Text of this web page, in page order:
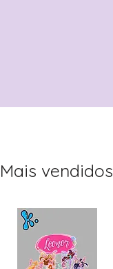
Mais vendidos